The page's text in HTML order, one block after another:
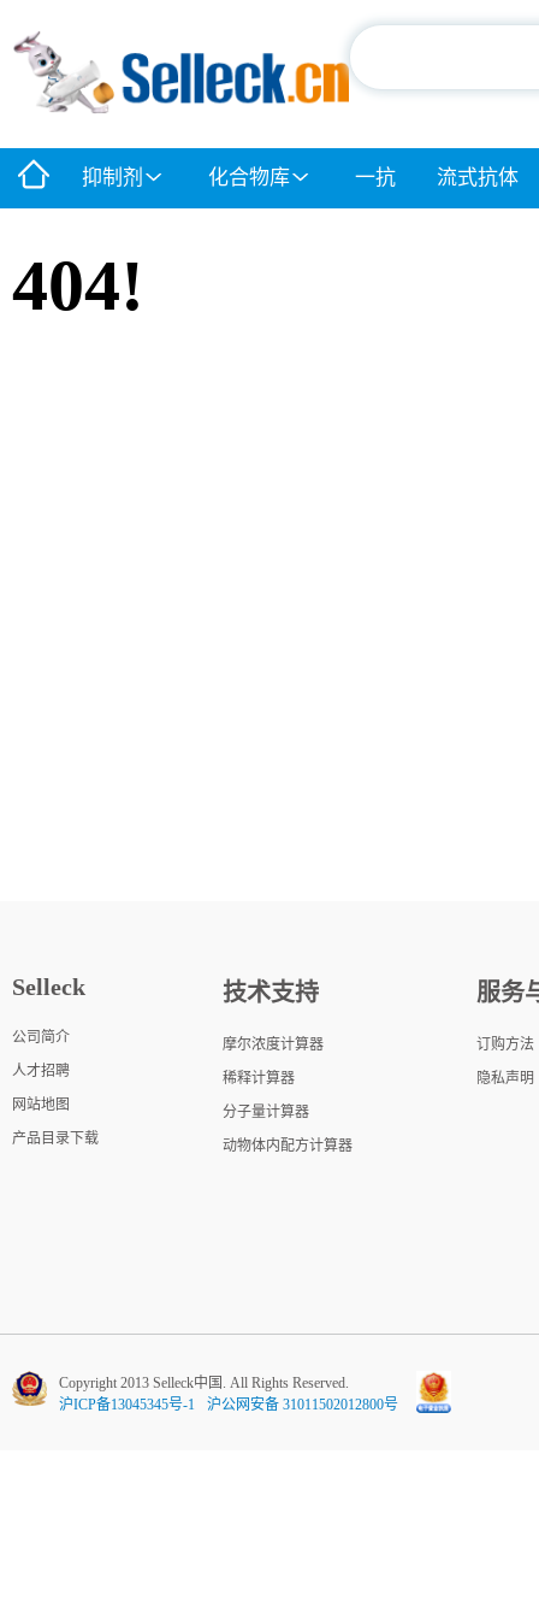
抑制剂 化合物库 一抗 流式抗体
404!
Selleck
公司简介
人才招聘
网站地图
产品目录下载
技术支持
摩尔浓度计算器
稀释计算器
分子量计算器
动物体内配方计算器
服务
订购方法
隐私声明
Copyright 2013 Selleck中国. All Rights Reserved.
沪ICP备13045345号-1
沪公网安备 31011502012800号